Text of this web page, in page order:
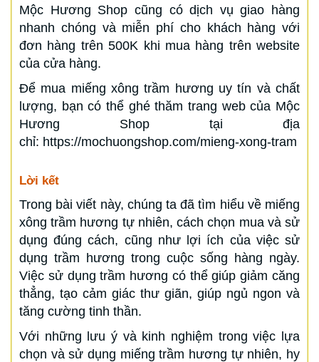
Mộc Hương Shop cũng có dịch vụ giao hàng
nhanh chóng và miễn phí cho khách hàng với
đơn hàng trên 500K khi mua hàng trên website
của cửa hàng.
Để mua miếng xông trầm hương uy tín và chất
lượng, bạn có thể ghé thăm trang web của Mộc
Hương Shop tại địa
chỉ: https://mochuongshop.com/mieng-xong-tram
Lời kết
Trong bài viết này, chúng ta đã tìm hiểu về miếng
xông trầm hương tự nhiên, cách chọn mua và sử
dụng đúng cách, cũng như lợi ích của việc sử
dụng trầm hương trong cuộc sống hàng ngày.
Việc sử dụng trầm hương có thể giúp giảm căng
thẳng, tạo cảm giác thư giãn, giúp ngủ ngon và
tăng cường tinh thần.
Với những lưu ý và kinh nghiệm trong việc lựa
chọn và sử dụng miếng trầm hương tự nhiên, hy